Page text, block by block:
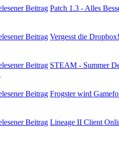
Patch 1.3 - Alles
Vergesst die Dropbox!
STEAM - Summer
Frogster wird
Lineage II Client